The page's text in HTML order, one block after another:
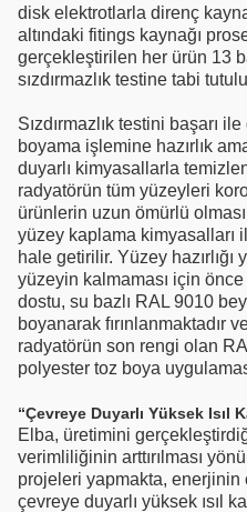
disk elektrotlarla direnç
altındaki fitings kaynağı
gerçekleştirilen her ürün 13
sızdırmazlık testine tabi
Sızdırmazlık testini başarı
boyama işlemine hazırlık
duyarlı kimyasallarla
radyatörün tüm yüzeyleri
ürünlerin uzun ömürlü
yüzey kaplama kimyasalları
hale getirilir. Yüzey hazırlığı
yüzeyin kalmaması için
dostu, su bazlı RAL 9010
boyanarak fırınlanmaktadır
radyatörün son rengi olan
polyester toz boya
“Çevreye Duyarlı Yüksek Isıl
Elba, üretimini
verimliliğinin arttırılması
projeleri yapmakta, enerjinin
çevreye duyarlı yüksek ısıl